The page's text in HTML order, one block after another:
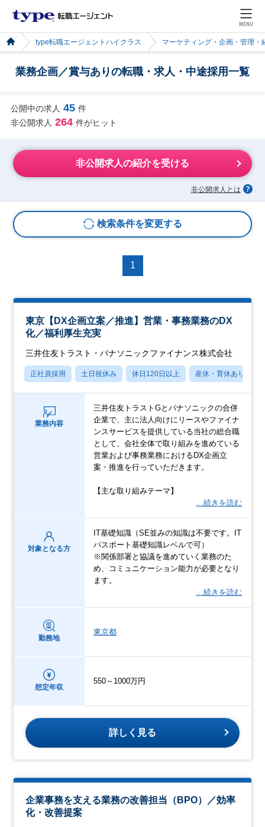
MENU
type転職エージェントハイクラス マーケティング・企画・管理・
業務企画／賞与ありの転職・求人・中途採用一覧
公開中の求人 45 件
非公開求人 264 件がヒット
非公開求人の紹介を受ける
非公開求人とは
検索条件を変更する
1
東京【DX企画立案／推進】営業・事務業務のDX
化／福利厚生充実
三井住友トラスト・パナソニックファイナンス株式会社
正社員採用 土日祝休み 休日120日以上 産休・育休あり
業務内容
三井住友トラストGとパナソニックの合併
企業で、主に法人向けにリースやファイナ
ンスサービスを提供している当社の総合職
として、会社全体で取り組みを進めている
営業および事務業務におけるDX企画立
案・推進を行っていただきます。
【主な取り組みテーマ】
…続きを読む
対象となる方
IT基礎知識（SE並みの知識は不要です。IT
パスポート基礎知識レベルで可）
※関係部署と協議を進めていく業務のた
め、コミュニケーション能力が必要となり
ます。
…続きを読む
勤務地
東京都
想定年収
550～1000万円
詳しく見る
企業事務を支える業務の改善担当（BPO）／効率
化・改善提案